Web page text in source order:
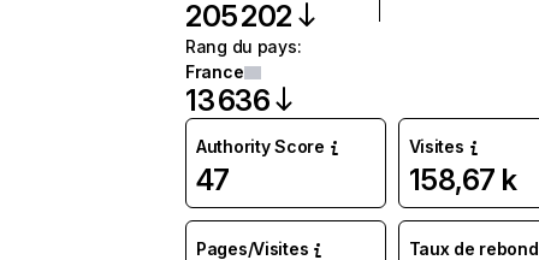
205 202
Rang du pays:
France
13 636
Authority Score
47
Visites
158,67 k
Pages/Visites Taux de rebond